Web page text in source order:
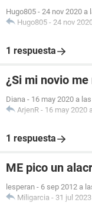
Hugo805 - 24 nov 2020 a
Hugo805 - 24 nov
1 respuesta
¿Si mi novio
Diana - 16 may 2020 a
ArjenR - 16 may 2020
1 respuesta
ME pico un
lesperan - 6 sep 2012 a
Miligarcia - 31 jul